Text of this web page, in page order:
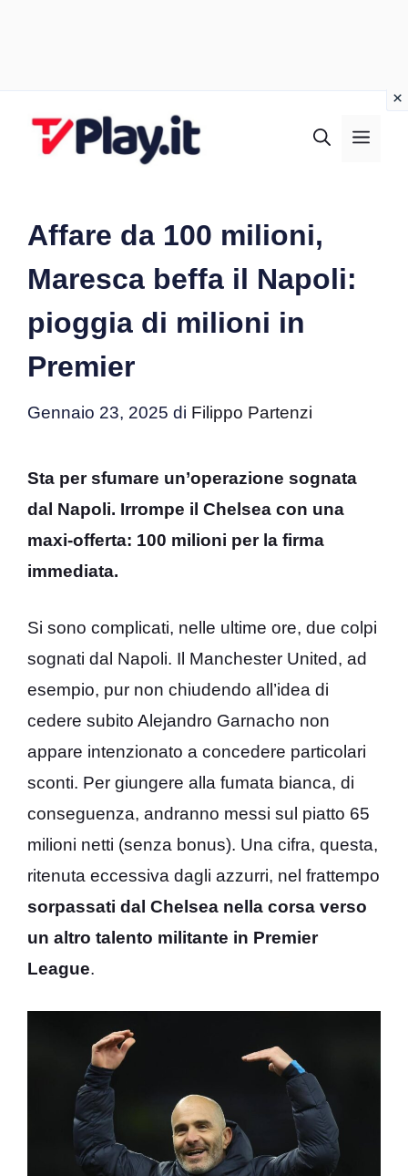
Affare da 100 milioni,
Maresca beffa il Napoli:
pioggia di milioni in
Premier
Gennaio 23, 2025 di Filippo Partenzi
Sta per sfumare un’operazione sognata
dal Napoli. Irrompe il Chelsea con una
maxi-offerta: 100 milioni per la firma
immediata.
Si sono complicati, nelle ultime ore, due colpi
sognati dal Napoli. Il Manchester United, ad
esempio, pur non chiudendo all’idea di
cedere subito Alejandro Garnacho non
appare intenzionato a concedere particolari
sconti. Per giungere alla fumata bianca, di
conseguenza, andranno messi sul piatto 65
milioni netti (senza bonus). Una cifra, questa,
ritenuta eccessiva dagli azzurri, nel frattempo
sorpassati dal Chelsea nella corsa verso
un altro talento militante in Premier
League.